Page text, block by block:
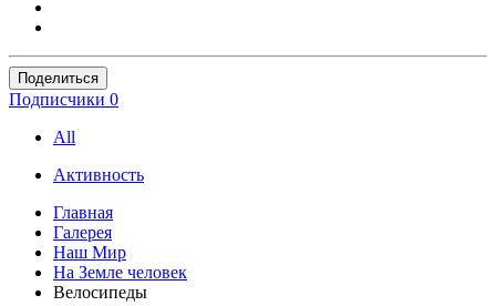
Поделиться
Подписчики 0
All
Активность
Главная
Галерея
Наш Мир
На Земле человек
Велосипеды